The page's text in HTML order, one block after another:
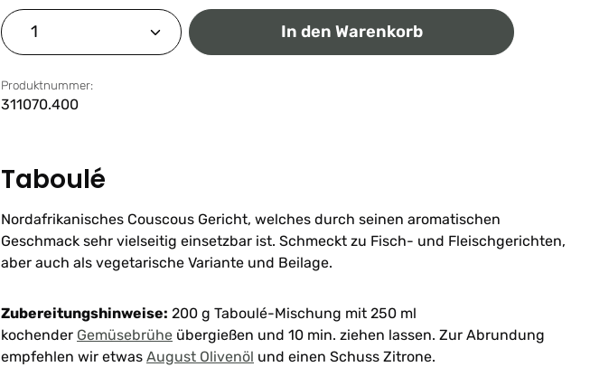
Produkt Anzahl: Gib den gewünschten Wert ein oder
In den Warenkorb
Produktnummer:
311070.400
Taboulé
Nordafrikanisches Couscous Gericht, welches durch seinen aromatischen
Geschmack sehr vielseitig einsetzbar ist. Schmeckt zu Fisch- und Fleischgerichten,
aber auch als vegetarische Variante und Beilage.
Zubereitungshinweise: 200 g Taboulé-Mischung mit 250 ml
kochender Gemüsebrühe übergießen und 10 min. ziehen lassen. Zur Abrundung
empfehlen wir etwas August Olivenöl und einen Schuss Zitrone.